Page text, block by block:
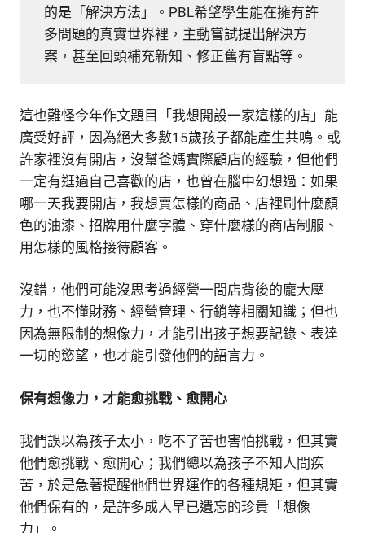
的是「解決方法」。PBL希望學生能在擁有許
多問題的真實世界裡，主動嘗試提出解決方
案，甚至回頭補充新知、修正舊有盲點等。
這也難怪今年作文題目「我想開設一家這樣的店」能
廣受好評，因為絕大多數15歲孩子都能產生共鳴。或
許家裡沒有開店，沒幫爸媽實際顧店的經驗，但他們
一定有逛過自己喜歡的店，也曾在腦中幻想過：如果
哪一天我要開店，我想賣怎樣的商品、店裡刷什麼顏
色的油漆、招牌用什麼字體、穿什麼樣的商店制服、
用怎樣的風格接待顧客。
沒錯，他們可能沒思考過經營一間店背後的龐大壓
力，也不懂財務、經營管理、行銷等相關知識；但也
因為無限制的想像力，才能引出孩子想要記錄、表達
一切的慾望，也才能引發他們的語言力。
保有想像力，才能愈挑戰、愈開心
我們誤以為孩子太小，吃不了苦也害怕挑戰，但其實
他們愈挑戰、愈開心；我們總以為孩子不知人間疾
苦，於是急著提醒他們世界運作的各種規矩，但其實
他們保有的，是許多成人早已遺忘的珍貴「想像
力」。